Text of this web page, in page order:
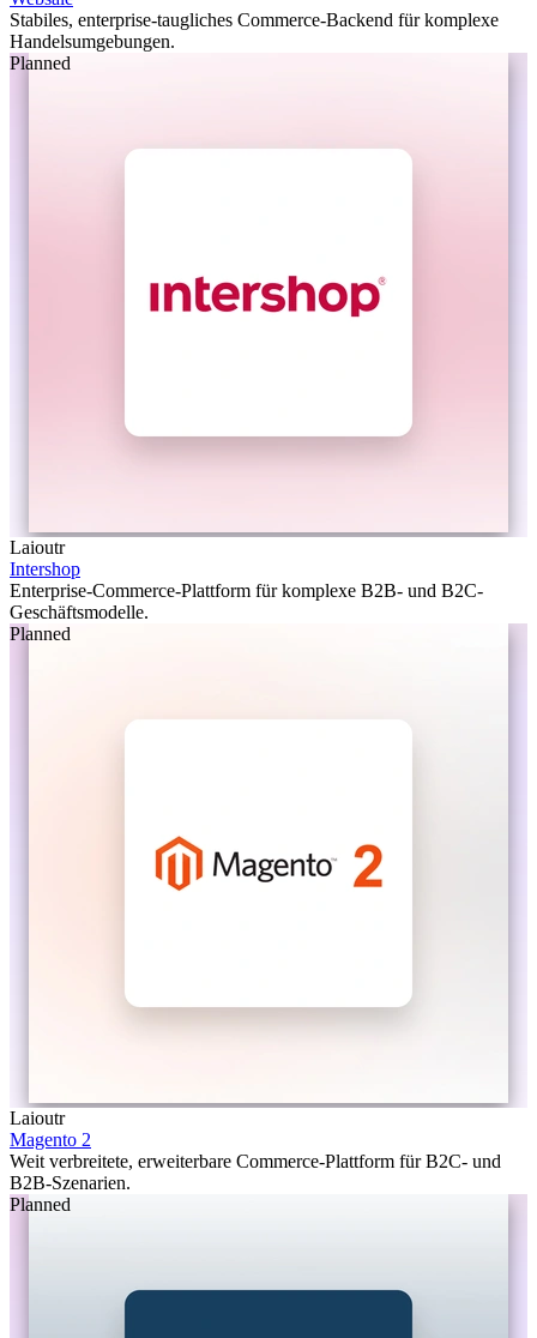
Stabiles, enterprise-taugliches Commerce-Backend für komplexe
Handelsumgebungen.
Planned
Laioutr
Intershop
Enterprise-Commerce-Plattform für komplexe B2B- und B2C-
Geschäftsmodelle.
Planned
Laioutr
Magento 2
Weit verbreitete, erweiterbare Commerce-Plattform für B2C- und
B2B-Szenarien.
Planned